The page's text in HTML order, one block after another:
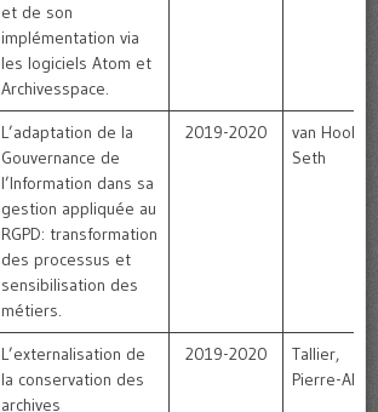
et de son
implémentation via
les logiciels Atom et
Archivesspace.
L’adaptation de la
Gouvernance de
l’Information dans sa
gestion appliquée au
RGPD: transformation
des processus et
sensibilisation des
métiers.
2019-2020
van
Seth
L’externalisation de
la conservation des
archives
2019-2020
Tallier,
Pierre-Alain